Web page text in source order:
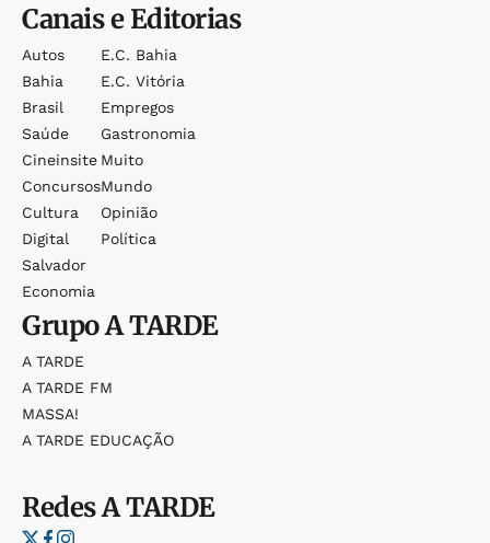
Canais e Editorias
Autos
Bahia
Brasil
Saúde
Cineinsite
Concursos
Cultura
Digital
Salvador
Economia
E.c. Bahia
E.c. Vitória
Empregos
Gastronomia
Muito
Mundo
Opinião
Política
GrupoA TARDE
A TARDE
A TARDE FM
MASSA!
A TARDE EDUCAÇÃO
RedesA TARDE